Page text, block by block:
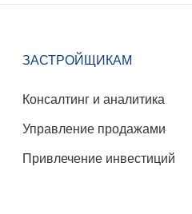
ЗАСТРОЙЩИКАМ
Консалтинг и аналитика
Управление продажами
Привлечение инвестиций